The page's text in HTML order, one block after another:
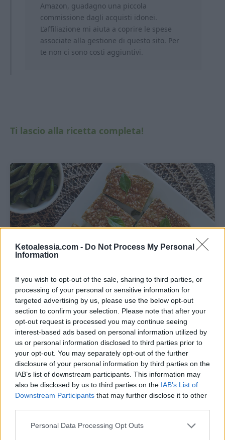
Ketoalessia.com - Do Not Process My Personal
Information
If you wish to opt-out of the sale, sharing to third parties, or
processing of your personal or sensitive information for
targeted advertising by us, please use the below opt-out
section to confirm your selection. Please note that after your
opt-out request is processed you may continue seeing
interest-based ads based on personal information utilized by
us or personal information disclosed to third parties prior to
your opt-out. You may separately opt-out of the further
disclosure of your personal information by third parties on the
IAB’s list of downstream participants. This information may
also be disclosed by us to third parties on the IAB’s List of
Downstream Participants that may further disclose it to other
Personal Data Processing Opt Outs
Amazon, guadagno una piccola
commissione dagli acquisti idonei.
L’affiliazione mi aiuta a coprire le spese
associate alla gestione di questo sito. Per
te non ci sono costi aggiuntivi.
Ti lascio alla ricetta completa!
Pin Print
Sformato di fagiolini
chetogenico
Recipe by Ketoalessia
Cuisine: chetogenica Difficulty:Facile